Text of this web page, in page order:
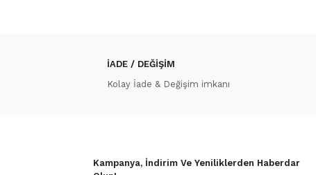
İADE / DEĞİŞİM
Kolay İade & Değişim imkanı
Kampanya, İndirim Ve Yeniliklerden Haberdar